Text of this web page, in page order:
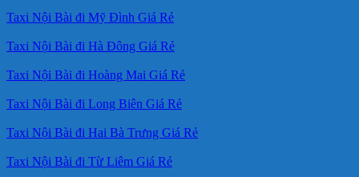
Taxi Nội Bài đi Mỹ Đình Giá Rẻ
Taxi Nội Bài đi Hà Đông Giá Rẻ
Taxi Nội Bài đi Hoàng Mai Giá Rẻ
Taxi Nội Bài đi Long Biên Giá Rẻ
Taxi Nội Bài đi Hai Bà Trưng Giá Rẻ
Taxi Nội Bài đi Từ Liêm Giá Rẻ